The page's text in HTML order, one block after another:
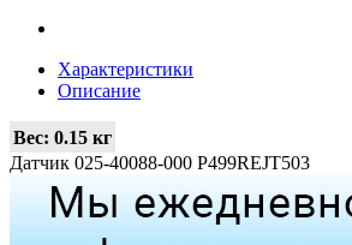
Характеристики
Описание
Вес: 0.15 кг
Датчик 025-40088-000 P499REJT503